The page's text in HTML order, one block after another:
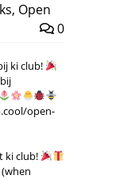
, Open
0
ki club!
open-
ki club!